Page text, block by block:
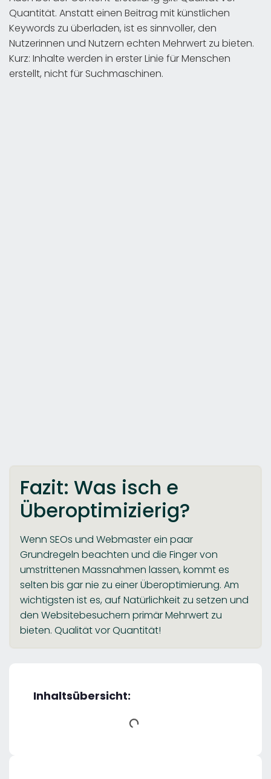
Quantität. Anstatt einen Beitrag mit künstlichen
Keywords zu überladen, ist es sinnvoller, den
Nutzerinnen und Nutzern echten Mehrwert zu bieten.
Kurz: Inhalte werden in erster Linie für Menschen
erstellt, nicht für Suchmaschinen.
Fazit: Was isch e
Überoptimizierig?
Wenn SEOs und Webmaster ein paar
Grundregeln beachten und die Finger von
umstrittenen Massnahmen lassen, kommt es
selten bis gar nie zu einer Überoptimierung. Am
wichtigsten ist es, auf Natürlichkeit zu setzen und
den Websitebesuchern primär Mehrwert zu
bieten. Qualität vor Quantität!
Inhaltsübersicht: